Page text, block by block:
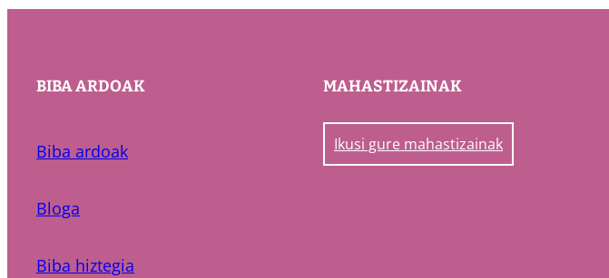
BIBA ARDOAK
Biba ardoak
Bloga
Biba hiztegia
MAHASTIZAINAK
Ikusi gure mahastizainak